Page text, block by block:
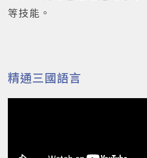
等技能。
精通三國語言